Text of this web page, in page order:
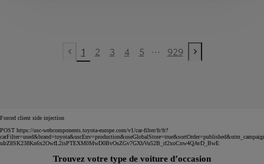
Previous page
1 2 3 4 5 ... 929
Next page
Forced client side injection
POST https://usc-webcomponents.toyota-europe.com/v1/car-filter/fr/fr?
uIrZ8SK238Kn6x2OwfL2isPTEXM0MwD0BvOsZGv7GXbVu52B_rl2xoCnw4QAvD_BwE
Trouvez votre type de voiture d’occasion